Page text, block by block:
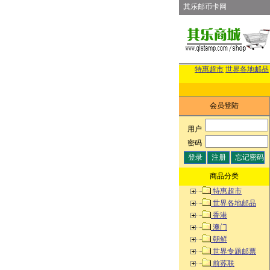
其乐邮币卡网
特惠超市 世界各地邮品
会员登陆
用户:
密码:
商品分类
特惠超市
世界各地邮品
香港
澳门
朝鲜
世界专题邮票
前苏联